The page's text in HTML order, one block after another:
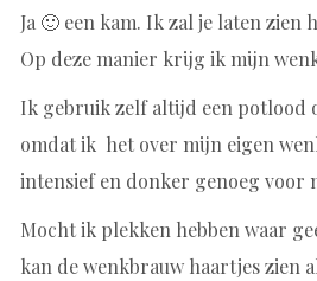
Ja 🙂 een kam. Ik zal je laten
Op deze manier krijg ik mijn
Ik gebruik zelf altijd een potlood
omdat ik het over mijn eigen
intensief en donker genoeg voor
Mocht ik plekken hebben waar
kan de wenkbrauw haartjes zien